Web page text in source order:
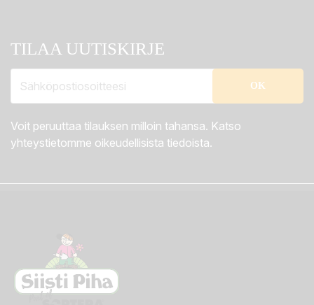
TILAA UUTISKIRJE
Voit peruuttaa tilauksen milloin tahansa. Katso
yhteystietomme oikeudellisista tiedoista.